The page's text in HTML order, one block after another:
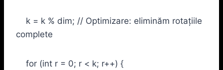
k = k % dim; // Optimizare: eliminăm rotațiile
complete
for (int r = 0; r < k; r++) {